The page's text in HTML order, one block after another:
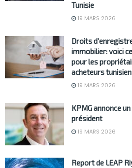
Tunisie
19 MARS 2026
Droits
immobilier: voici
pour les
acheteurs
19 MARS 2026
KPMG annonce
président
19 MARS 2026
Report de LEAP